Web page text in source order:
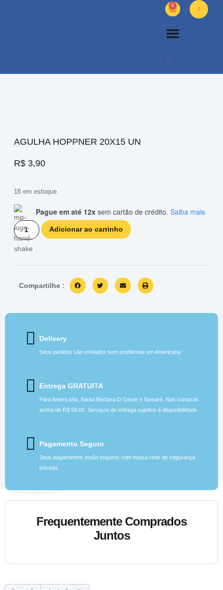
0
AGULHA HOPPNER 20X15 UN
R$ 3,90
18 em estoque
Pague em até 12x sem cartão de crédito. Saiba mais
Adicionar ao carrinho
Compartilhe :
Delivery
Seus pedidos são enviados sem problemas em Americana
Entrega GRATUITA
Para Americana, Santa Bárbara D´Oeste e Sumaré. Nas compras
acima de R$ 50,00. Serviços de entrega sujeitos à disponibilidade
Pagamento Seguro
Seus pagamentos estão seguros com nossa rede de segurança
privada.
Frequentemente Comprados
Juntos